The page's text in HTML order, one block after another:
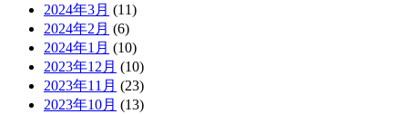
2024年3月 (11)
2024年2月 (6)
2024年1月 (10)
2023年12月 (10)
2023年11月 (23)
2023年10月 (13)